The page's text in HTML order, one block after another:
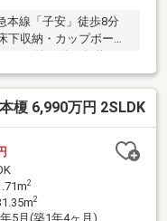
本線「子安」徒歩8分
収納・カップボード
可能(車種による)※別
は建築基準法に定める
の建築・増築・改築
けた場合には、建築・
お手伝いします
軽にお問い合わせく
榎 6,990万円 2SLDK
2
2
5月(築1年4ヶ月)